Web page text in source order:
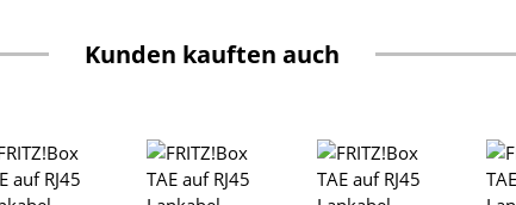
Kunden kauften auch